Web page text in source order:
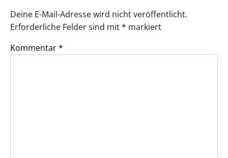
Deine E-Mail-Adresse wird nicht veröffentlicht.
Erforderliche Felder sind mit* markiert
Kommentar*